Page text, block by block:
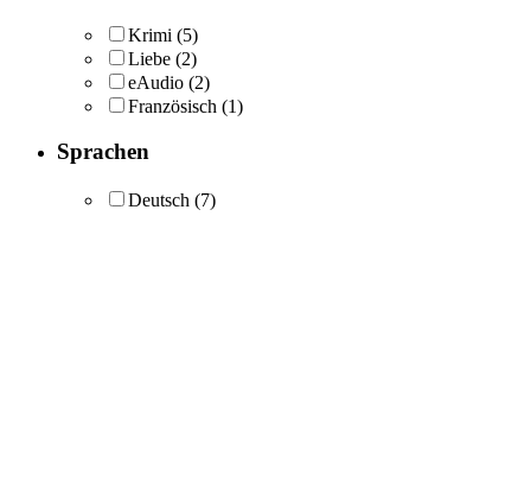
Krimi (5)
Liebe (2)
eAudio (2)
Französisch (1)
Sprachen
Deutsch (7)